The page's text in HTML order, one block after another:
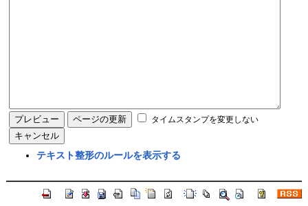
タイムスタンプを変更しない
テキスト整形のルールを表示する